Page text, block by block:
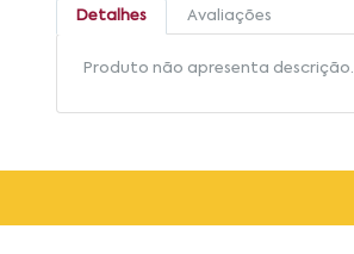
Detalhes Avaliações
Produto não apresenta descrição.